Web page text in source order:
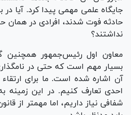
جایگاه علمی مهمی پیدا کرد. آیا در
حادثه فوت شدند، افرادی در همان
نداشتند؟
معاون اول رئیس‌جمهور همچنین
بسیار مهم است که حتی در
آن اشاره شده است. ما برای ارتقاء
احدی تعارف کنیم. در این زمینه
شفافی نیاز داریم، اما مهمتر از